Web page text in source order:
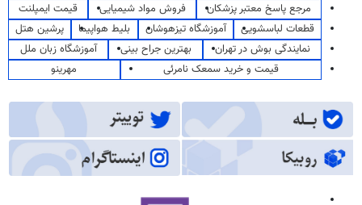
مرجع پاسخ معتبر پزشکان
فروش مواد شیمیایی
قیمت ایمپلنت
قطعات لباسشویی
آموزشگاه تیزهوشان بلیط هواپیما
پرشین هتل
نمایندگی بوش در تهران
بهترین جراح بینی
آموزشگاه زبان ملل
قیمت و خرید سمعک نامرئی
مهرینو